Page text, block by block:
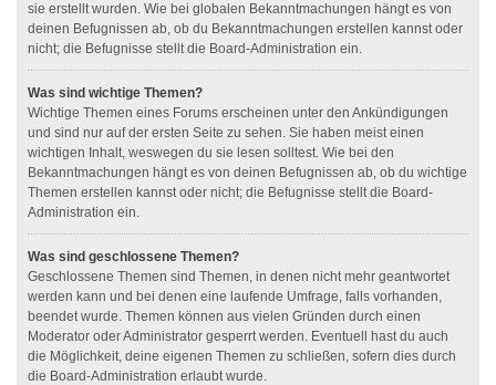
sie erstellt wurden. Wie bei globalen Bekanntmachungen hängt es von
deinen Befugnissen ab, ob du Bekanntmachungen erstellen kannst oder
nicht; die Befugnisse stellt die Board-Administration ein.
Was sind wichtige Themen?
Wichtige Themen eines Forums erscheinen unter den Ankündigungen
und sind nur auf der ersten Seite zu sehen. Sie haben meist einen
wichtigen Inhalt, weswegen du sie lesen solltest. Wie bei den
Bekanntmachungen hängt es von deinen Befugnissen ab, ob du wichtige
Themen erstellen kannst oder nicht; die Befugnisse stellt die Board-
Administration ein.
Was sind geschlossene Themen?
Geschlossene Themen sind Themen, in denen nicht mehr geantwortet
werden kann und bei denen eine laufende Umfrage, falls vorhanden,
beendet wurde. Themen können aus vielen Gründen durch einen
Moderator oder Administrator gesperrt werden. Eventuell hast du auch
die Möglichkeit, deine eigenen Themen zu schließen, sofern dies durch
die Board-Administration erlaubt wurde.